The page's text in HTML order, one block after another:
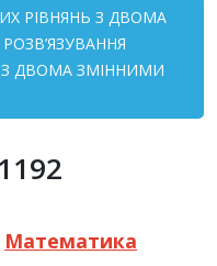
РІВНЯНЬ З ДВОМА
З ДВОМА ЗМІННИМИ
Математика